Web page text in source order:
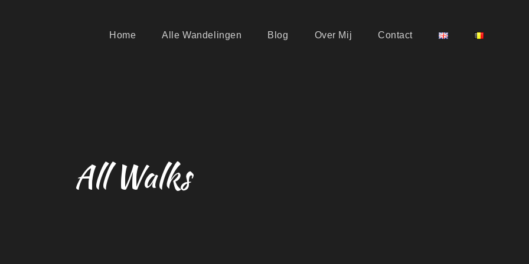
Home Alle Wandelingen Blog Over Mij Contact
All Walks